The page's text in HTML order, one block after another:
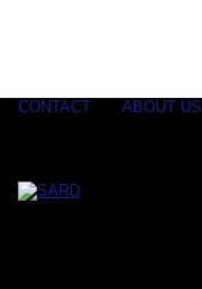
CONTACT ABOUT US